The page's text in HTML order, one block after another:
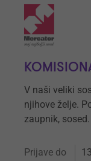
V naši veliki
njihove želje.
zaupnik, sosed.
Prijave do